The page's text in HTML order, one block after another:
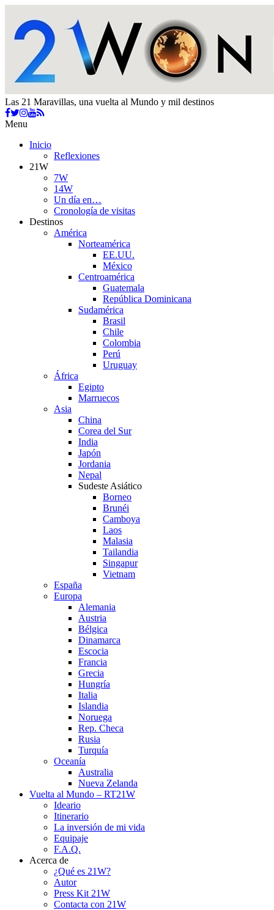
Las 21 Maravillas, una vuelta al Mundo y mil destinos
Menu
Inicio
Reflexiones
21W
7W
14W
Un día en…
Cronología de visitas
Destinos
América
Norteamérica
EE.UU.
México
Centroamérica
Guatemala
República Dominicana
Sudamérica
Brasil
Chile
Colombia
Perú
Uruguay
África
Egipto
Marruecos
Asia
China
Corea del Sur
India
Japón
Jordania
Nepal
Sudeste Asiático
Borneo
Brunéi
Camboya
Laos
Malasia
Tailandia
Singapur
Vietnam
España
Europa
Alemania
Austria
Bélgica
Dinamarca
Escocia
Francia
Grecia
Hungría
Italia
Islandia
Noruega
Rep. Checa
Rusia
Turquía
Oceanía
Australia
Nueva Zelanda
Vuelta al Mundo – RT21W
Ideario
Itinerario
La inversión de mi vida
Equipaje
F.A.Q.
Acerca de
¿Qué es 21W?
Autor
Press Kit 21W
Contacta con 21W